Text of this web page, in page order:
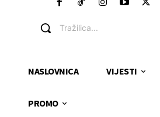
Tražilica...
NASLOVNICA VIJESTI
PROMO